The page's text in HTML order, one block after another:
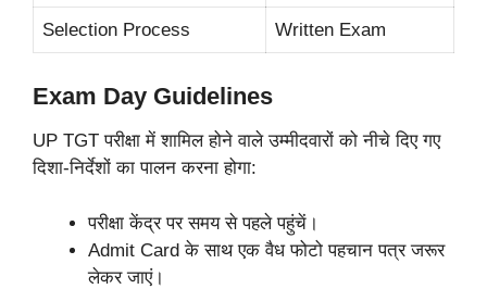
Selection Process Written Exam
Exam Day Guidelines
UP TGT परीक्षा में शामिल होने वाले उम्मीदवारों को नीचे दिए गए
दिशा-निर्देशों का पालन करना होगा:
परीक्षा केंद्र पर समय से पहले पहुंचें।
Admit Card के साथ एक वैध फोटो पहचान पत्र जरूर
लेकर जाएं।